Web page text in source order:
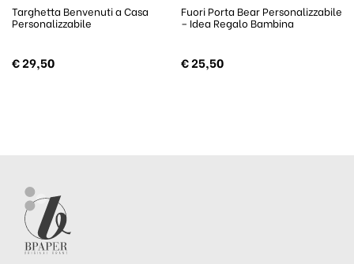
Targhetta Benvenuti a Casa
Personalizzabile
€29,50
Fuori Porta Bear Personalizzabile
– Idea Regalo Bambina
€25,50